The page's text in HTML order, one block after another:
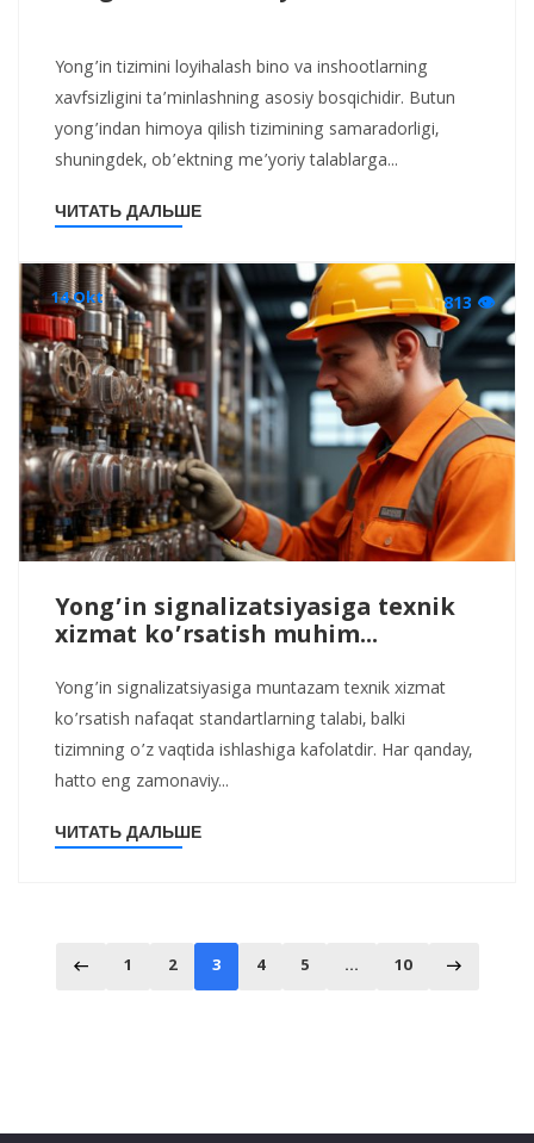
Yong’in tizimini loyihalash bino va inshootlarning
xavfsizligini ta’minlashning asosiy bosqichidir. Butun
yong’indan himoya qilish tizimining samaradorligi,
shuningdek, ob’ektning me’yoriy talablarga...
ЧИТАТЬ ДАЛЬШЕ
14 Okt 813 👁
Yong’in signalizatsiyasiga texnik
xizmat ko’rsatish muhim...
Yong’in signalizatsiyasiga muntazam texnik xizmat
ko’rsatish nafaqat standartlarning talabi, balki
tizimning o’z vaqtida ishlashiga kafolatdir. Har qanday,
hatto eng zamonaviy...
ЧИТАТЬ ДАЛЬШЕ
1 2 3 4 5 … 10